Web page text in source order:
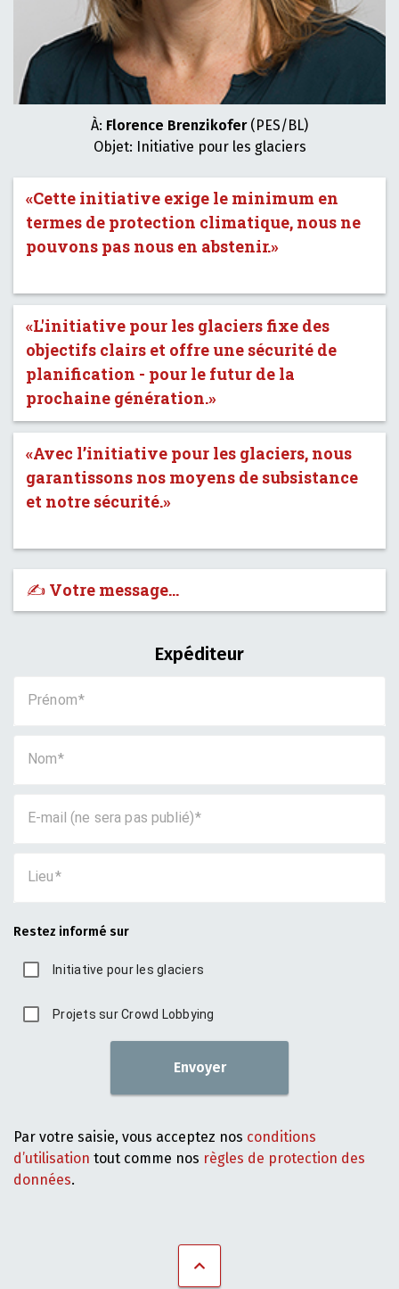
À: Florence Brenzikofer(PES/BL)
Objet: Initiative pour les glaciers
«Cette initiative exige le minimum en
termes de protection climatique, nous ne
pouvons pas nous en abstenir.»
«L'initiative pour les glaciers fixe des
objectifs clairs et offre une sécurité de
planification - pour le futur de la
prochaine génération.»
«Avec l’initiative pour les glaciers, nous
garantissons nos moyens de subsistance
et notre sécurité.»
✍️ Votre message…
Expéditeur
Prénom
Nom
E-mail (ne sera pas publié)
Lieu
Restez informé sur
Initiative pour les glaciers
Projets sur Crowd Lobbying
Envoyer
Par votre saisie, vous acceptez nos conditions
d’utilisation tout comme nos règles de protection des
données.